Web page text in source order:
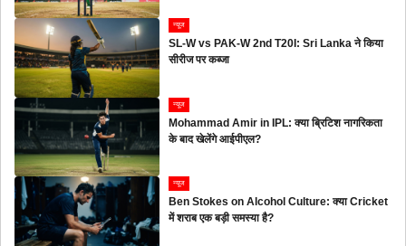
न्यूज
SL-W vs PAK-W 2nd T20I: Sri Lanka ने किया
सीरीज पर कब्जा
न्यूज
Mohammad Amir in IPL: क्या ब्रिटिश नागरिकता
के बाद खेलेंगे आईपीएल?
न्यूज
Ben Stokes on Alcohol Culture: क्या Cricket
में शराब एक बड़ी समस्या है?